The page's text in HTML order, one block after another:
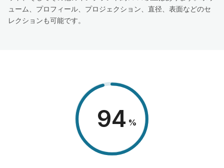
ューム、プロフィール、プロジェクション、直径、表面などのセ
レクションも可能です。
98 %